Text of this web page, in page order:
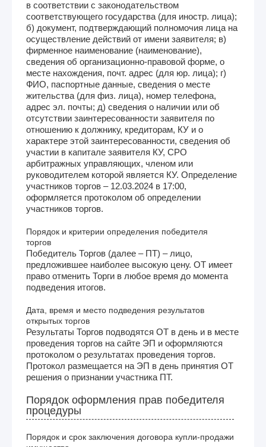
в соответствии с законодательством
соответствующего государства (для иностр. лица);
б) документ, подтверждающий полномочия лица на
осуществление действий от имени заявителя; в)
фирменное наименование (наименование),
сведения об организационно-правовой форме, о
месте нахождения, почт. адрес (для юр. лица); г)
ФИО, паспортные данные, сведения о месте
жительства (для физ. лица), номер телефона,
адрес эл. почты; д) сведения о наличии или об
отсутствии заинтересованности заявителя по
отношению к должнику, кредиторам, КУ и о
характере этой заинтересованности, сведения об
участии в капитале заявителя КУ, СРО
арбитражных управляющих, членом или
руководителем которой является КУ. Определение
участников торгов – 12.03.2024 в 17:00,
оформляется протоколом об определении
участников торгов.
Порядок и критерии определения победителя
торгов
Победитель Торгов (далее – ПТ) – лицо,
предложившее наиболее высокую цену. ОТ имеет
право отменить Торги в любое время до момента
подведения итогов.
Дата, время и место подведения результатов
открытых торгов
Результаты Торгов подводятся ОТ в день и в месте
проведения торгов на сайте ЭП и оформляются
протоколом о результатах проведения торгов.
Протокол размещается на ЭП в день принятия ОТ
решения о признании участника ПТ.
Порядок оформления прав победителя
процедуры
Порядок и срок заключения договора купли-продажи